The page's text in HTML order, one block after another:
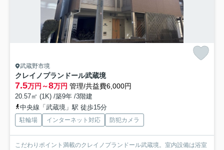
武蔵野市境
クレイノプランドール武蔵境
7.5万円～8万円 管理/共益費6,000円
20.57㎡ (1K) /築9年 /3階建
中央線「武蔵境」駅 徒歩15分
駐輪場 インターネット対応 防犯カメラ
こだわりポイント満載のクレイノプランドール武蔵境。室内設備は浴室